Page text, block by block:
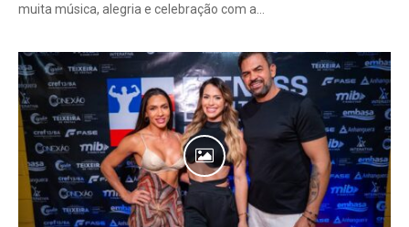
muita música, alegria e celebração com a…